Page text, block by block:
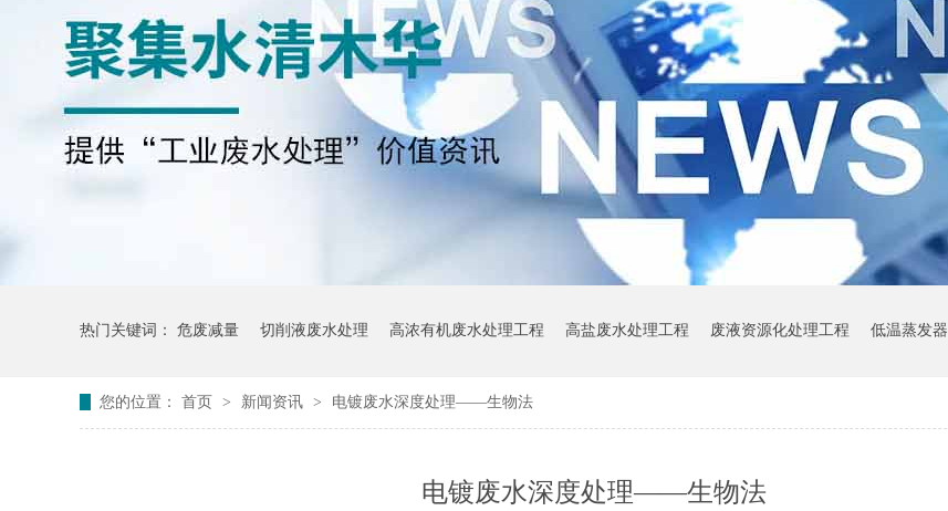
热门关键词： 危废减量 切削液废水处理 高浓有机废水处理工程 高盐废水处理工程 废液资源化处理工程 低温蒸发器
您的位置： 首页 > 新闻资讯 > 电镀废水深度处理——生物法
电镀废水深度处理——生物法